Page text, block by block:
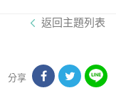
返回主題列表
分享